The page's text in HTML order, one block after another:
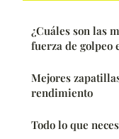
¿Cuáles son las
fuerza de golpeo
Mejores
rendimiento
Todo lo que